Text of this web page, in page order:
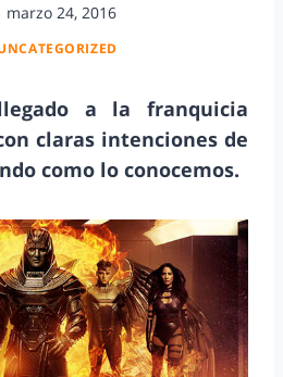
marzo 24, 2016
a la franquicia
claras intenciones de
como lo conocemos.